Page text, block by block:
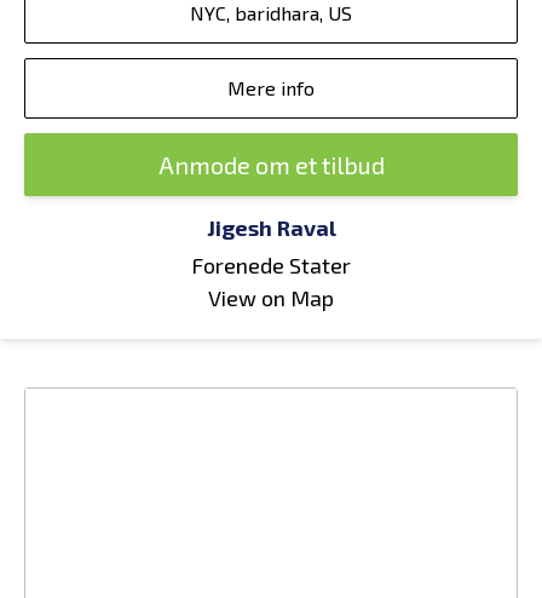
NYC, baridhara, US
Mere info
Anmode om et tilbud
Jigesh Raval
Forenede Stater
View on Map